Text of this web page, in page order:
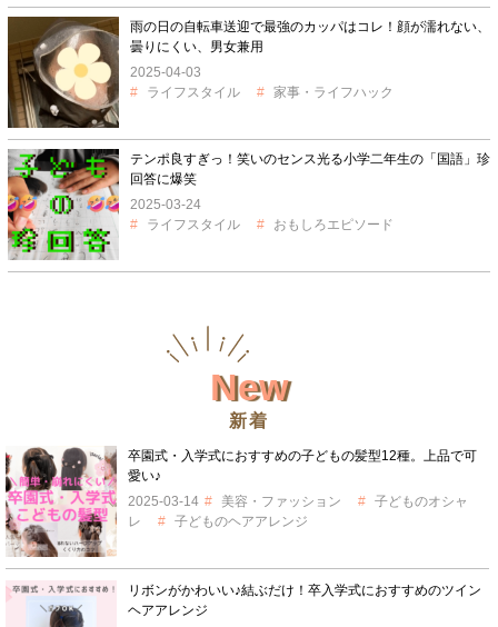
雨の日の自転車送迎で最強のカッパはコレ！顔が濡れない、
曇りにくい、男女兼用
2025-04-03
ライフスタイル
家事・ライフハック
テンポ良すぎっ！笑いのセンス光る小学二年生の「国語」珍
回答に爆笑
2025-03-24
ライフスタイル
おもしろエピソード
New
新着
卒園式・入学式におすすめの子どもの髪型12種。上品で可
愛い♪
2025-03-14
美容・ファッション
子どものオシャ
レ
子どものヘアアレンジ
リボンがかわいい♪結ぶだけ！卒入学式におすすめのツイン
ヘアアレンジ